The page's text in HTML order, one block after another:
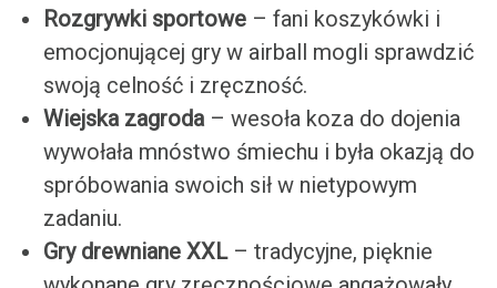
Rozgrywki sportowe – fani koszykówki i
emocjonującej gry w airball mogli sprawdzić
swoją celność i zręczność.
Wiejska zagroda – wesoła koza do dojenia
wywołała mnóstwo śmiechu i była okazją do
spróbowania swoich sił w nietypowym
zadaniu.
Gry drewniane XXL– tradycyjne, pięknie